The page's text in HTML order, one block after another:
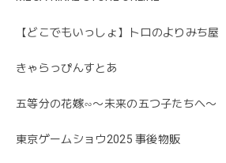
【どこでもいっしょ】トロのよりみち屋
きゃらっぴんすとあ
五等分の花嫁∽〜未来の五つ子たちへ〜
東京ゲームショウ2025 事後物販